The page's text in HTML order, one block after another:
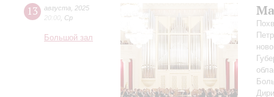
13 августа
2025
20:00 Ср
Большой зал